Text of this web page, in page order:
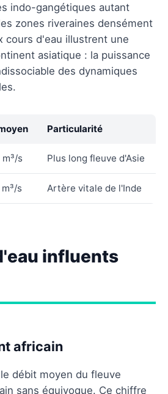
indo-gangétiques autant
zones riveraines densément
cours d'eau illustrent une
asiatique : la puissance
des dynamiques
Particularité
s Plus long fleuve d'Asie
s Artère vitale de l'Inde
influents
africain
débit moyen du fleuve
sans équivoque. Ce chiffre